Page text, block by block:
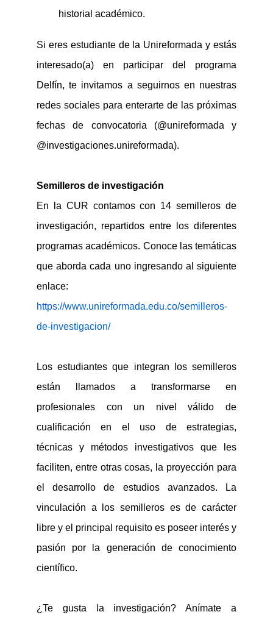
historial académico.
Si eres estudiante de la Unireformada y estás
interesado(a) en participar del programa
Delfín, te invitamos a seguirnos en nuestras
redes sociales para enterarte de las próximas
fechas de convocatoria (@unireformada y
@investigaciones.unireformada).
Semilleros de investigación
En la CUR contamos con 14 semilleros de
investigación, repartidos entre los diferentes
programas académicos. Conoce las temáticas
que aborda cada uno ingresando al siguiente
enlace:
https://www.unireformada.edu.co/semilleros-
de-investigacion/
Los estudiantes que integran los semilleros
están llamados a transformarse en
profesionales con un nivel válido de
cualificación en el uso de estrategias,
técnicas y métodos investigativos que les
faciliten, entre otras cosas, la proyección para
el desarrollo de estudios avanzados. La
vinculación a los semilleros es de carácter
libre y el principal requisito es poseer interés y
pasión por la generación de conocimiento
científico.
¿Te gusta la investigación? Anímate a